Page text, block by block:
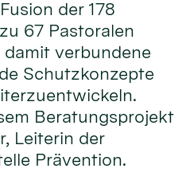
der 178
67 Pastoralen
verbundene
Schutzkonzepte
Beratungsprojekt
Leiterin der
Prävention.